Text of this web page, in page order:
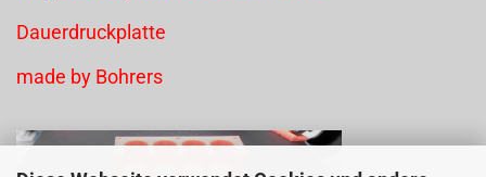
Dauerdruckplatte
made by Bohrers